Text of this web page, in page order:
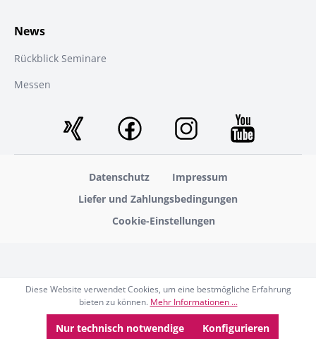
News
Rückblick Seminare
Messen
Datenschutz
Impressum
Liefer und Zahlungsbedingungen
Cookie-Einstellungen
Diese Website verwendet Cookies, um eine bestmögliche Erfahrung
bieten zu können. Mehr Informationen ...
Nur technisch notwendige Konfigurieren